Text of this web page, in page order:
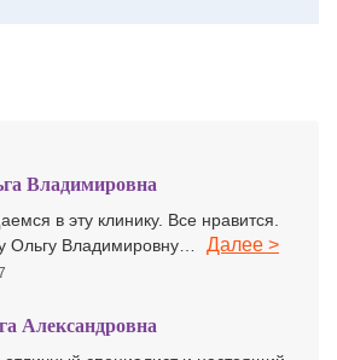
Владимировна
в эту клинику. Все нравится.
Ольгу Владимировну…
Далее >
Александровна